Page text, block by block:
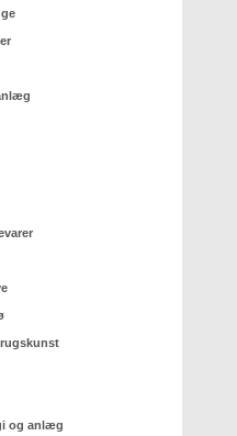
og anlæg